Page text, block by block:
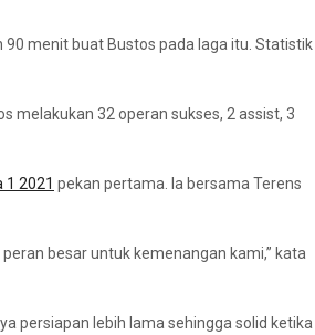
menit buat Bustos pada laga itu. Statistik
melakukan 32 operan sukses, 2 assist, 3
1 2021 pekan pertama. Ia bersama Terens
besar untuk kemenangan kami,” kata
persiapan lebih lama sehingga solid ketika